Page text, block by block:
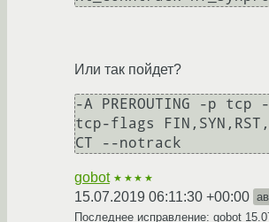
Или так пойдет?
-A PREROUTING -p
tcp-flags
gobot ★★★★
15.07.2019 06:11:30 +00:00
Последнее исправление: gobot